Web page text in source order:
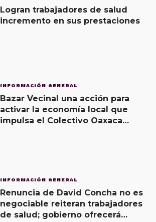
Logran trabajadores de salud
incremento en sus prestaciones
INFORMACIÓN GENERAL
Bazar Vecinal una acción para
activar la economía local que
impulsa el Colectivo Oaxaca
INFORMACIÓN GENERAL
Renuncia de David Concha no es
negociable reiteran trabajadores
de salud; gobierno ofrecerá